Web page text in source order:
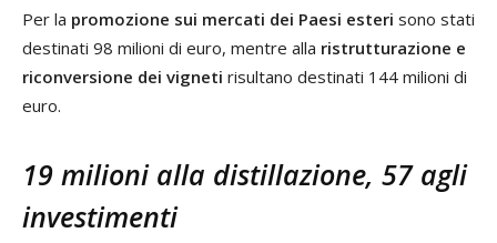
Per la promozione sui mercati dei Paesi esteri sono stati
destinati 98 milioni di euro, mentre alla ristrutturazione e
riconversione dei vigneti risultano destinati 144 milioni di
euro.
19 milioni alla distillazione, 57 agli
investimenti